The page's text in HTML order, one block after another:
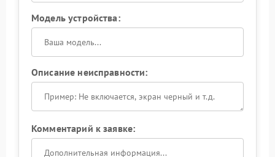
Модель устройства:
Описание неисправности:
Комментарий к заявке: